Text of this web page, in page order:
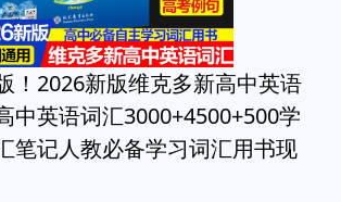
！2026新版维克多新高中英语
中英语词汇3000+4500+500学
笔记人教必备学习词汇用书现